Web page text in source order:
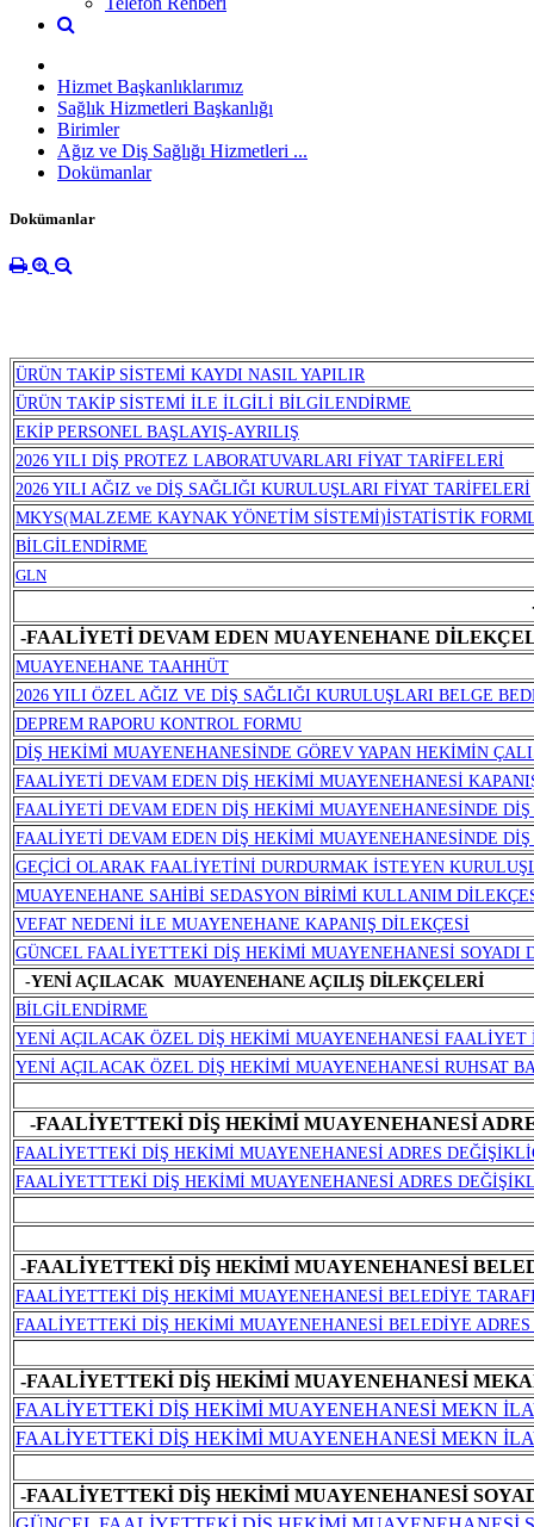
Hizmet Başkanlıklarımız
Sağlık Hizmetleri Başkanlığı
Birimler
Ağız ve Diş Sağlığı Hizmetleri ...
Dokümanlar
Dokümanlar
ÜRÜN TAKİP SİSTEMİ KAYDI NASIL YAPILIR
ÜRÜN TAKİP SİSTEMİ İLE İLGİLİ BİLGİLENDİRME
EKİP PERSONEL BAŞLAYIŞ-AYRILIŞ
2026 YILI DİŞ PROTEZ LABORATUVARLARI FİYAT TARİFELERİ
2026 YILI AĞIZ ve DİŞ SAĞLIĞI KURULUŞLARI FİYAT TARİFELERİ
MKYS(MALZEME KAYNAK YÖNETİM SİSTEMİ)İSTATİSTİK
BİLGİLENDİRME
GLN
-FAALİYETİ DEVAM EDEN MUAYENEHANE
MUAYENEHANE TAAHHÜT
2026 YILI ÖZEL AĞIZ VE DİŞ SAĞLIĞI KURULUŞLARI BELGE
DEPREM RAPORU KONTROL FORMU
DİŞ HEKİMİ MUAYENEHANESİNDE GÖREV YAPAN HEKİMİN
FAALİYETİ DEVAM EDEN DİŞ HEKİMİ MUAYENEHANESİ
FAALİYETİ DEVAM EDEN DİŞ HEKİMİ MUAYENEHANESİNDE
FAALİYETİ DEVAM EDEN DİŞ HEKİMİ MUAYENEHANESİNDE
GEÇİCİ OLARAK FAALİYETİNİ DURDURMAK İSTEYEN
MUAYENEHANE SAHİBİ SEDASYON BİRİMİ KULLANIM
VEFAT NEDENİ İLE MUAYENEHANE KAPANIŞ DİLEKÇESİ
GÜNCEL FAALİYETTEKİ DİŞ HEKİMİ MUAYENEHANESİ
-YENİ AÇILACAK MUAYENEHANE AÇILIŞ DİLEKÇELERİ
BİLGİLENDİRME
YENİ AÇILACAK ÖZEL DİŞ HEKİMİ MUAYENEHANESİ FAALİYET
YENİ AÇILACAK ÖZEL DİŞ HEKİMİ MUAYENEHANESİ RUHSAT
-FAALİYETTEKİ DİŞ HEKİMİ MUAYENEHANESİ
FAALİYETTEKİ DİŞ HEKİMİ MUAYENEHANESİ ADRES
FAALİYETTTEKİ DİŞ HEKİMİ MUAYENEHANESİ ADRES
-FAALİYETTEKİ DİŞ HEKİMİ MUAYENEHANESİ
FAALİYETTEKİ DİŞ HEKİMİ MUAYENEHANESİ BELEDİYE
FAALİYETTEKİ DİŞ HEKİMİ MUAYENEHANESİ BELEDİYE
-FAALİYETTEKİ DİŞ HEKİMİ MUAYENEHANESİ
FAALİYETTEKİ DİŞ HEKİMİ MUAYENEHANESİ MEKN
FAALİYETTEKİ DİŞ HEKİMİ MUAYENEHANESİ MEKN
-FAALİYETTEKİ DİŞ HEKİMİ MUAYENEHANESİ